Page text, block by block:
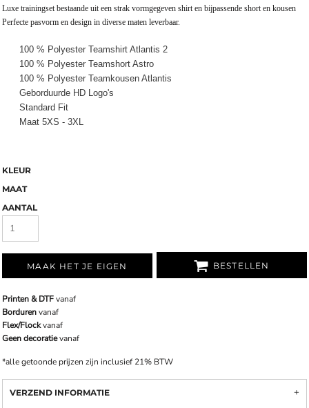
Luxe trainingset bestaande uit een strak vormgegeven shirt en bijpassende short en kousen
Perfecte pasvorm en design in diverse maten leverbaar.
100 % Polyester Teamshirt Atlantis 2
100 % Polyester Teamshort Astro
100 % Polyester Teamkousen Atlantis
Geborduurde HD Logo's
Standard Fit
Maat 5XS - 3XL
KLEUR
MAAT
AANTAL
MAAK HET JE EIGEN BESTELLEN
Printen & DTFvanaf
Bordurenvanaf
Flex/Flockvanaf
Geen decoratievanaf
*alle getoonde prijzen zijn inclusief 21% BTW
VERZEND INFORMATIE